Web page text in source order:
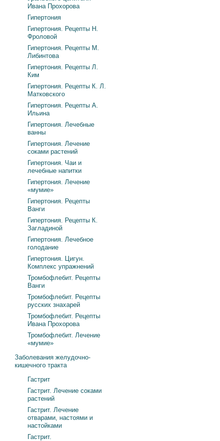
Ивана Прохорова
Гипертония
Гипертония. Рецепты Н.
Фроловой
Гипертония. Рецепты М.
Либинтова
Гипертония. Рецепты Л.
Ким
Гипертония. Рецепты К. Л.
Матковского
Гипертония. Рецепты А.
Ильина
Гипертония. Лечебные
ванны
Гипертония. Лечение
соками растений
Гипертония. Чаи и
лечебные напитки
Гипертония. Лечение
«мумие»
Гипертония. Рецепты
Ванги
Гипертония. Рецепты К.
Загладиной
Гипертония. Лечебное
голодание
Гипертония. Цигун.
Комплекс упражнений
Тромбофлебит. Рецепты
Ванги
Тромбофлебит. Рецепты
русских знахарей
Тромбофлебит. Рецепты
Ивана Прохорова
Тромбофлебит. Лечение
«мумие»
Заболевания желудочно-
кишечного тракта
Гастрит
Гастрит. Лечение соками
растений
Гастрит. Лечение
отварами, настоями и
настойками
Гастрит.